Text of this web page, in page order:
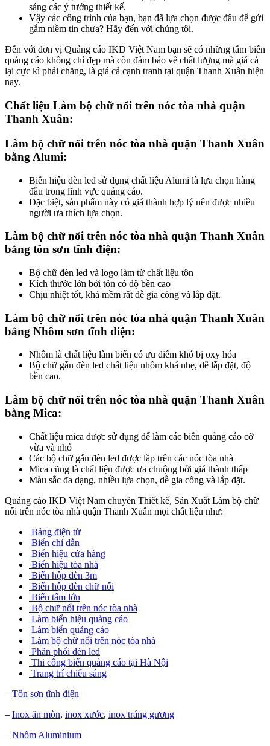
sáng các ý tưởng thiết kế.
Vậy các công trình của bạn, bạn đã lựa chọn được đâu để gửi
gắm niềm tin chưa? Hãy đến với chúng tôi.
Đến với đơn vị Quảng cáo IKD Việt Nam bạn sẽ có những tấm biển
quảng cáo không chỉ đẹp mà còn đảm bảo về chất lượng mà giá cả
lại cực kì phải chăng, là giá cả cạnh tranh tại quận Thanh Xuân hiện
nay.
Chất liệu Làm bộ chữ nổi trên nóc tòa nhà quận
Thanh Xuân:
Làm bộ chữ nổi trên nóc tòa nhà quận Thanh Xuân
bằng Alumi:
Biển hiệu đèn led sử dụng chất liệu Alumi là lựa chọn hàng
đầu trong lĩnh vực quảng cáo.
Đặc biệt, sản phẩm này có giá thành hợp lý nên được nhiều
người ưa thích lựa chọn.
Làm bộ chữ nổi trên nóc tòa nhà quận Thanh Xuân
bằng tôn sơn tĩnh điện:
Bộ chữ đèn led và logo làm từ chất liệu tôn
Kích thước lớn bởi tôn có độ bền cao
Chịu nhiệt tốt, khá mềm rất dễ gia công và lắp đặt.
Làm bộ chữ nổi trên nóc tòa nhà quận Thanh Xuân
bằng Nhôm sơn tĩnh điện:
Nhôm là chất liệu làm biển có ưu điểm khó bị oxy hóa
Bộ chữ gắn đèn led chất liệu nhôm khá nhẹ, dễ lắp đặt, độ
bền cao.
Làm bộ chữ nổi trên nóc tòa nhà quận Thanh Xuân
bằng Mica:
Chất liệu mica được sử dụng để làm các biển quảng cáo cỡ
vừa và nhỏ
Các bộ chữ gắn đèn led được lắp trên các nóc tòa nhà
Mica cũng là chất liệu được ưa chuộng bởi giá thành thấp
Màu sắc đa dạng, nhiều lựa chọn, dễ gia công và lắp đặt.
Quảng cáo IKD Việt Nam chuyên Thiết kế, Sản Xuất Làm bộ chữ
nổi trên nóc tòa nhà quận Thanh Xuân mọi chất liệu như:
Bảng điện tử
Biển chỉ dẫn
Biển hiệu cửa hàng
Biển hiệu tòa nhà
Biển hộp đèn 3m
Biển hộp đèn chữ nổi
Biển tấm lớn
Bộ chữ nổi trên nóc tòa nhà
Làm biển hiệu quảng cáo
Làm biển quảng cáo
Làm bộ chữ nổi trên nóc tòa nhà
Phân phối đèn led
Thi công biển quảng cáo tại Hà Nội
Trang trí chiếu sáng
– Tôn sơn tĩnh điện
– Inox ăn mòn, inox xước, inox tráng gương
– Nhôm Aluminium